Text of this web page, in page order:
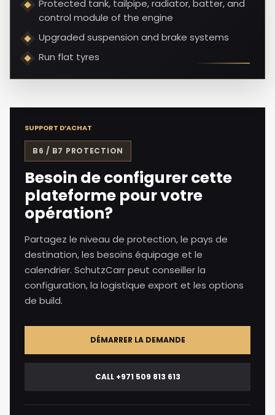
Protected tank, tailpipe, radiator, batter, and
control module of the engine
Upgraded suspension and brake systems
Run flat tyres
SUPPORT D’ACHAT
B6 / B7 PROTECTION
Besoin de configurer cette
plateforme pour votre
opération?
Partagez le niveau de protection, le pays de
destination, les besoins équipage et le
calendrier. SchutzCarr peut conseiller la
configuration, la logistique export et les options
de build.
DÉMARRER LA DEMANDE
CALL +971 509 813 613